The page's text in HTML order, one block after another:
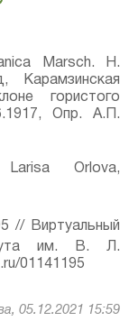
Marsch. Н.
Карамзинская
гористого
Опр. А.П.
Orlova,
// Виртуальный
им. В. Л.
01141195
05.12.2021 15:59